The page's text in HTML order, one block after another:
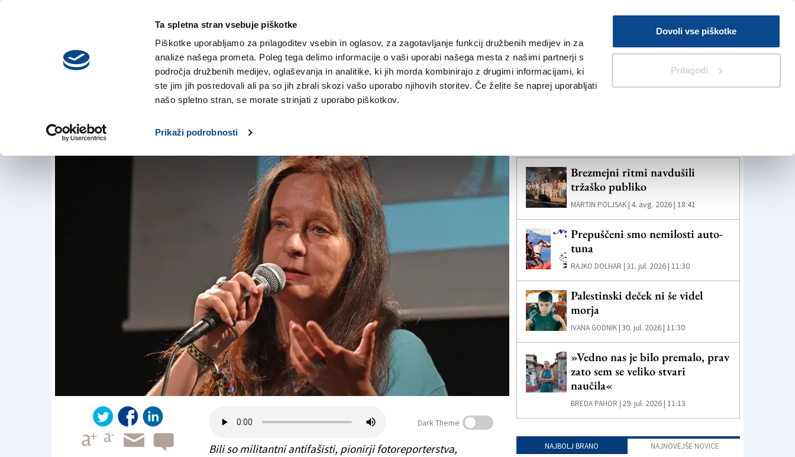
Ta spletna stran vsebuje piškotke
Piškotke uporabljamo za prilagoditev vsebin in oglasov, za zagotavljanje funkcij družbenih medijev in za
analize našega prometa. Poleg tega delimo informacije o vaši uporabi našega mesta z našimi partnerji s
področja družbenih medijev, oglaševanja in analitike, ki jih morda kombinirajo z drugimi informacijami, ki
ste jim jih posredovali ali pa so jih zbrali skozi vašo uporabo njihovih storitev. Če želite še naprej uporabljati
našo spletno stran, se morate strinjati z uporabo piškotkov.
Prikaži podrobnosti
Dovoli vse piškotke
Prilagodi
sreda,
5. avgusta 2026
V Kioskih
Iskanje
NOVICE TRŽAŠKA GORIŠKA KULTURA ŠPORT ŠE
Helena Janeczek o Gerdi Taro
24. avg. 2018 | 18:45
Dark Theme
Bili so militantni antifašisti, pionirji fotoreporterstva,
Brezmejni ritmi navdušili
tržaško publiko
MARTIN POLJSAK |4. avg. 2026 | 18:41
Prepuščeni smo nemilosti auto-
tuna
RAJKO DOLHAR |31. jul. 2026 | 11:30
Palestinski deček ni še videl
morja
IVANA GODNIK |30. jul. 2026 | 11:30
»Vedno nas je bilo premalo, prav
zato sem se veliko stvari
naučila«
BREDA PAHOR | 29. jul. 2026 | 11:13
NAJBOLJ BRANO NAJNOVEJŠE NOVICE